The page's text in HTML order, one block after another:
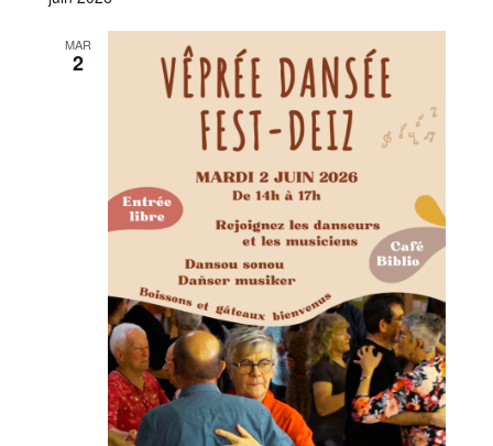
MAR
2